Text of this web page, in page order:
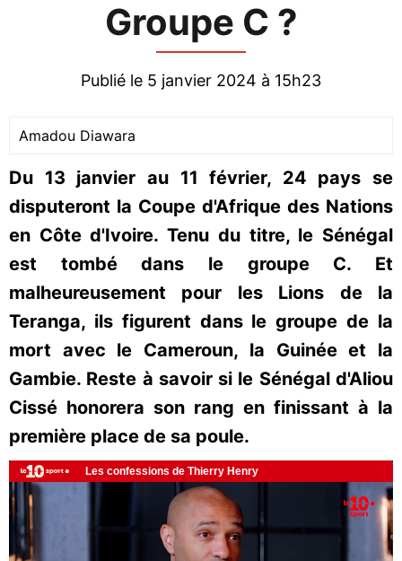
Groupe C ?
Publié le 5 janvier 2024 à 15h23
Amadou Diawara
Du 13 janvier au 11 février, 24 pays se
disputeront la Coupe d'Afrique des Nations
en Côte d'Ivoire. Tenu du titre, le Sénégal
est tombé dans le groupe C. Et
malheureusement pour les Lions de la
Teranga, ils figurent dans le groupe de la
mort avec le Cameroun, la Guinée et la
Gambie. Reste à savoir si le Sénégal d'Aliou
Cissé honorera son rang en finissant à la
première place de sa poule.